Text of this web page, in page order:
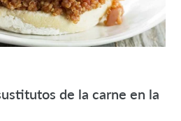
de la carne en la